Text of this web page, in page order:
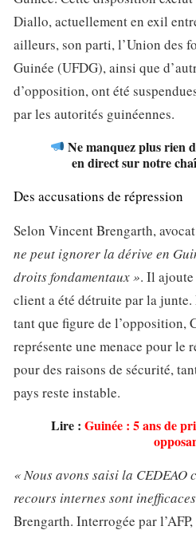
Diallo, actuellement en exil
ailleurs, son parti, l’Union des
Guinée (UFDG), ainsi que
d’opposition, ont été
par les autorités guinéennes.
Ne manquez plus rien
en direct sur notre
Des accusations de répression
Selon Vincent Brengarth,
ne peut ignorer la dérive en
droits fondamentaux ». Il ajoute
client a été détruite par la junte.
tant que figure de l’opposition,
représente une menace pour le
pour des raisons de sécurité,
pays reste instable.
Lire : Guinée : 5 ans de
« Nous avons saisi la CEDEAO
recours internes sont
Brengarth. Interrogée par